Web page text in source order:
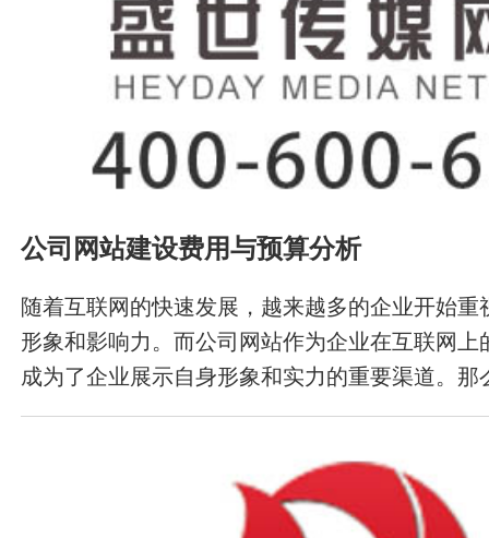
公司网站建设费用与预算分析
随着互联网的快速发展，越来越多的企业开始重
形象和影响力。而公司网站作为企业在互联网上
成为了企业展示自身形象和实力的重要渠道。那
用应该如何预算呢？ 首先，需要了解公司网站
网站测试、网站上线、网站推广等多个方面。
开发和网站测试等技术成本是公司网站建设的